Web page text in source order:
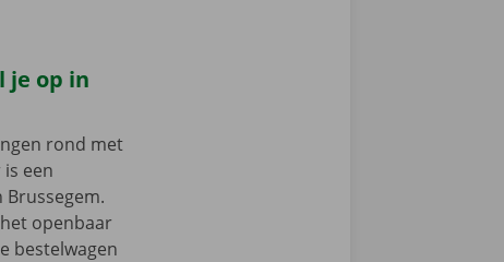
je op in
rond met
een
openbaar
bestelwagen